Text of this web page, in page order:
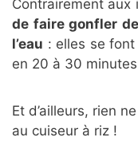
Contrairement aux
de faire gonfler
l’eau : elles se
en 20 à 30
Et d’ailleurs, rien
au cuiseur à riz !